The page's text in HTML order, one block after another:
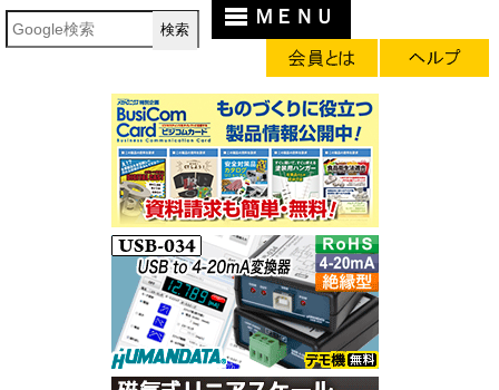
ＭＥＮＵ